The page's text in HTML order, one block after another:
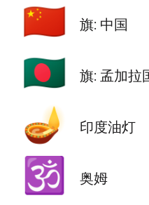
🇨🇳 旗: 中国
🇧🇩 旗: 孟加拉
🪔 印度油灯
🕉️ 奥姆